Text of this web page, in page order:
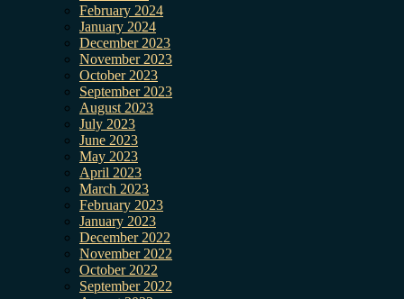
February 2024
January 2024
December 2023
November 2023
October 2023
September 2023
August 2023
July 2023
June 2023
May 2023
April 2023
March 2023
February 2023
January 2023
December 2022
November 2022
October 2022
September 2022